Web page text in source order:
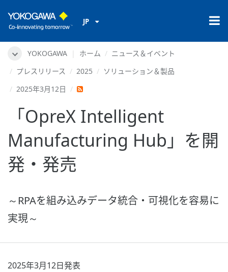
JP
YOKOGAWA ホーム
ニュース＆イベント
プレスリリース
2025
ソリューション＆製品
2025年3月12日
「OpreX Intelligent
Manufacturing Hub」を開
発・発売
～RPAを組み込みデータ統合・可視化を容易に
実現～
2025年3月12日発表